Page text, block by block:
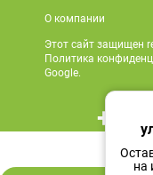
О компании
Этот сайт защищен
Политика
Google.
+7
на